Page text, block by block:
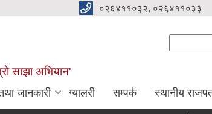
०२६४११०३२, ०२६४११०३३
साझा अभियान'
जानकारी ग्यालरी सम्पर्क स्थानीय